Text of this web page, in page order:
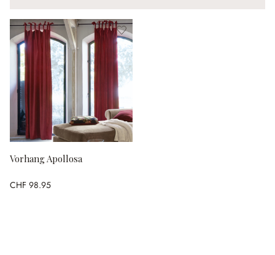
Vorhang Apollosa
CHF 98.95